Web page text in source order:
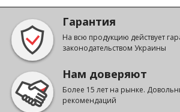
Гарантия
На всю продукцию действует
законодательством Украины
Нам доверяют
Более 15 лет на рынке.
рекомендаций